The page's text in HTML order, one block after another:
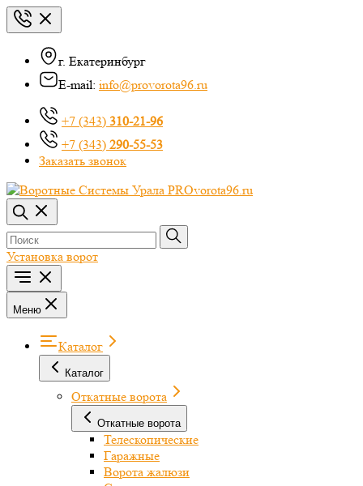
г. Екатеринбург
E-mail: info@provorota96.ru
+7 (343) 310-21-96
+7 (343) 290-55-53
Заказать звонок
Установка ворот
Меню
Каталог
Каталог
Откатные ворота
Откатные ворота
Телескопические
Гаражные
Ворота жалюзи